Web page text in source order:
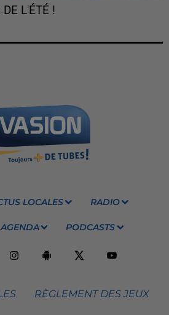
L'ÉTÉ !
LOCALES RADIO
AGENDA PODCASTS
RÈGLEMENT DES JEUX